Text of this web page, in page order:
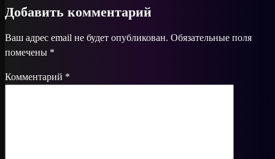
Добавить комментарий
Ваш адрес email не будет опубликован. Обязательные поля
помечены *
Комментарий *